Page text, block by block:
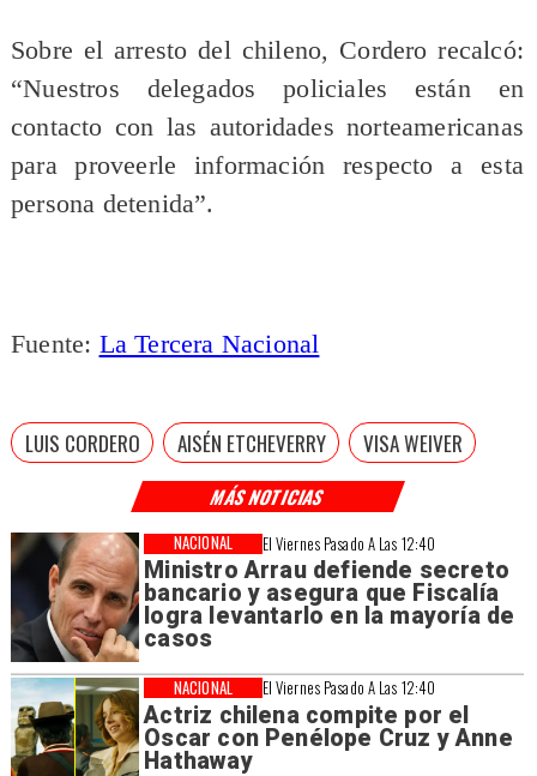
MÁS NOTICIAS
El Viernes Pasado A Las 12:40
Ministro Arrau defiende secreto
bancario y asegura que Fiscalía
logra levantarlo en la mayoría de
casos
NACIONAL
El Viernes Pasado A Las 12:40
Actriz chilena compite por el
Oscar con Penélope Cruz y Anne
Hathaway
NACIONAL
Sobre el arresto del chileno, Cordero recalcó:
“Nuestros delegados policiales están en
contacto con las autoridades norteamericanas
para proveerle información respecto a esta
persona detenida”.
Fuente: La Tercera Nacional
LUIS CORDERO AISÉN ETCHEVERRY VISA WEIVER